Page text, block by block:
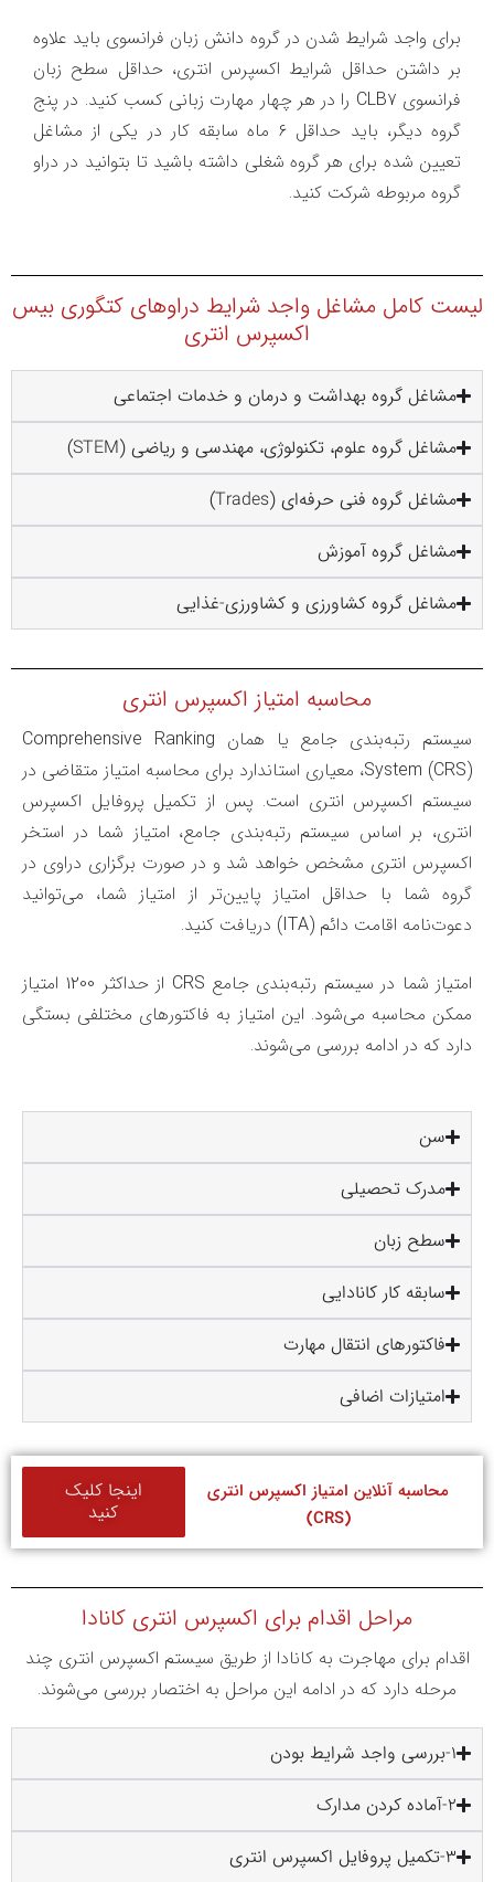
برای واجد شرایط شدن در گروه دانش زبان فرانسوی باید علاوه
بر داشتن حداقل شرایط اکسپرس انتری، حداقل سطح زبان
فرانسوی CLB7 را در هر چهار مهارت زبانی کسب کنید. در پنج
گروه دیگر، باید حداقل 6 ماه سابقه کار در یکی از مشاغل
تعیین شده برای هر گروه شغلی داشته باشید تا بتوانید در دراو
گروه مربوطه شرکت کنید.
لیست کامل مشاغل واجد شرایط دراوهای کتگوری بیس
اکسپرس انتری
مشاغل گروه بهداشت و درمان و خدمات اجتماعی
مشاغل گروه علوم، تکنولوژی، مهندسی و ریاضی (STEM)
مشاغل گروه فنی حرفه‌ای (Trades)
مشاغل گروه آموزش
مشاغل گروه کشاورزی و کشاورزی-غذایی
محاسبه امتیاز اکسپرس انتری
سیستم رتبه‌بندی جامع یا همان Comprehensive Ranking
System (CRS)، معیاری استاندارد برای محاسبه امتیاز متقاضی در
سیستم اکسپرس انتری است. پس از تکمیل پروفایل اکسپرس
انتری، بر اساس سیستم رتبه‌بندی جامع، امتیاز شما در استخر
اکسپرس انتری مشخص خواهد شد و در صورت برگزاری دراوی در
گروه شما با حداقل امتیاز پایین‌تر از امتیاز شما، می‌توانید
دعوت‌نامه اقامت دائم (ITA) دریافت کنید.
امتیاز شما در سیستم رتبه‌بندی جامع CRS از حداکثر 1200 امتیاز
ممکن محاسبه می‌شود. این امتیاز به فاکتورهای مختلفی بستگی
دارد که در ادامه بررسی می‌شوند.
سن
مدرک تحصیلی
سطح زبان
سابقه کار کانادایی
فاکتورهای انتقال مهارت
امتیازات اضافی
محاسبه آنلاین امتیاز اکسپرس انتری
(CRS)
اینجا کلیک
کنید
مراحل اقدام برای اکسپرس انتری کانادا
اقدام برای مهاجرت به کانادا از طریق سیستم اکسپرس انتری چند
مرحله دارد که در ادامه این مراحل به اختصار بررسی می‌شوند.
1-بررسی واجد شرایط بودن
2-آماده کردن مدارک
3-تکمیل پروفایل اکسپرس انتری